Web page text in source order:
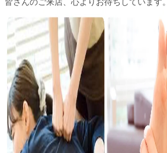
皆さんのご来店、心よりお待ちしています。